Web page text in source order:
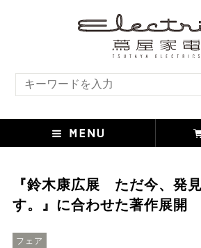
『鈴木康広展 ただ今、発
す。』に合わせた著作展開
フェア